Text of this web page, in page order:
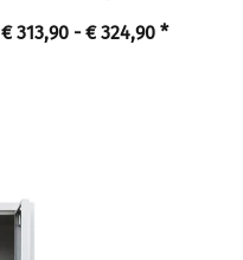
€ 313,90 -€ 324,90 *